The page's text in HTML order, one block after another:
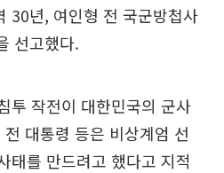
30년, 여인형 전 국군방첩사
선고했다.
투 작전이 대한민국의 군사
대통령 등은 비상계엄 선
태를 만드려고 했다고 지적